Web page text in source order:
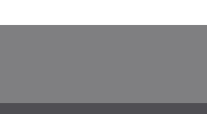
BatiWebPro